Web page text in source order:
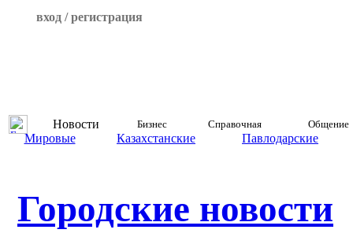
вход / регистрация
Новости Бизнес Справочная Общение
Мировые Казахстанские Павлодарские
Городские новости